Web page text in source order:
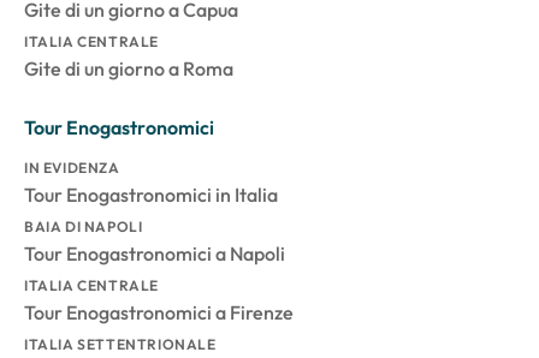
Gite di un giorno a Capua
ITALIA CENTRALE
Gite di un giorno a Roma
Tour Enogastronomici
IN EVIDENZA
Tour Enogastronomici in Italia
BAIA DI NAPOLI
Tour Enogastronomici a Napoli
ITALIA CENTRALE
Tour Enogastronomici a Firenze
ITALIA SETTENTRIONALE